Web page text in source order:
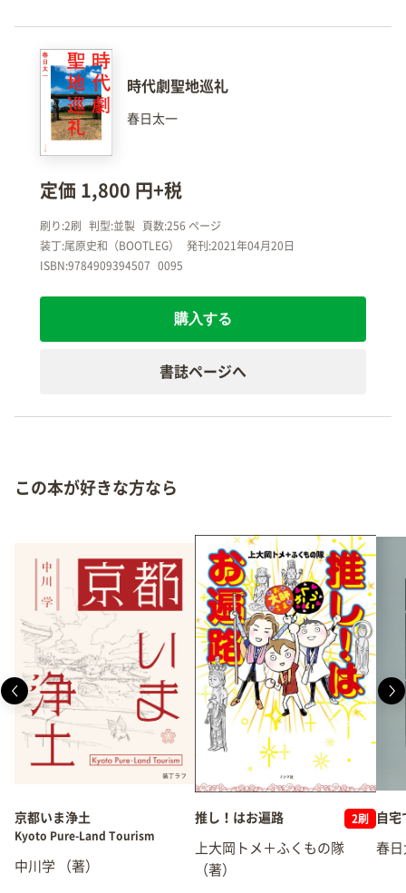
時代劇聖地巡礼
春日太一
定価 1,800 円+税
刷り:2刷 判型:並製
頁数:256 ページ
装丁:尾原史和（BOOTLEG）
発刊:2021年04月20日
ISBN:9784909394507
0095
購入する
書誌ページへ
この本が好きな方なら
京都いま浄土
Kyoto Pure-Land Tourism
中川学 （著）
推し！はお遍路 2刷
上大岡トメ＋ふくもの隊
（著）
自
春日